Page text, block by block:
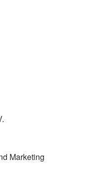
Marketing